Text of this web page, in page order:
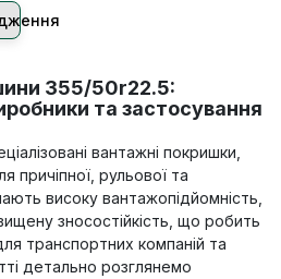
355/50r22.5:
та застосування
вантажні покришки,
причіпної, рульової та
високу вантажопідйомність,
зносостійкість, що робить
транспортних компаній та
детально розглянемо